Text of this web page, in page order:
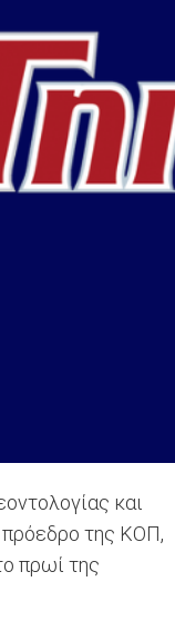
και
πρόεδρο της ΚΟΠ,
πρωί της